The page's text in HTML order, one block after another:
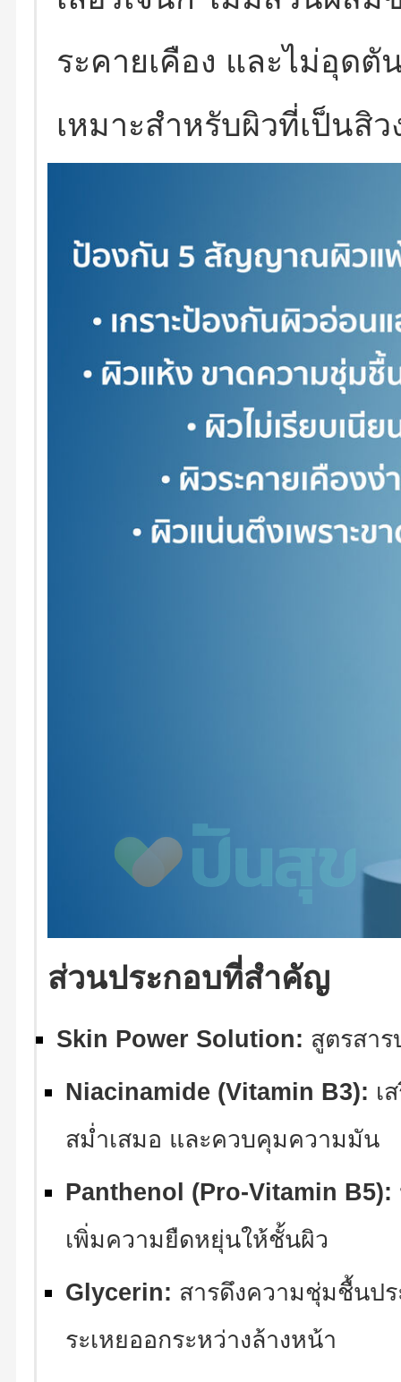
ระคายเคือง และไม่อุดตั
เหมาะสำหรับผิวที่เป็นสิว
ส่วนประกอบที่สำคัญ
Skin Power Solution: สูตรสา
Niacinamide (Vitamin B3): เ
สม่ำเสมอ และควบคุมความมัน
Panthenol (Pro-Vitamin B5):
เพิ่มความยืดหยุ่นให้ชั้นผิว
Glycerin: สารดึงความชุ่มชื้นป
ระเหยออกระหว่างล้างหน้า